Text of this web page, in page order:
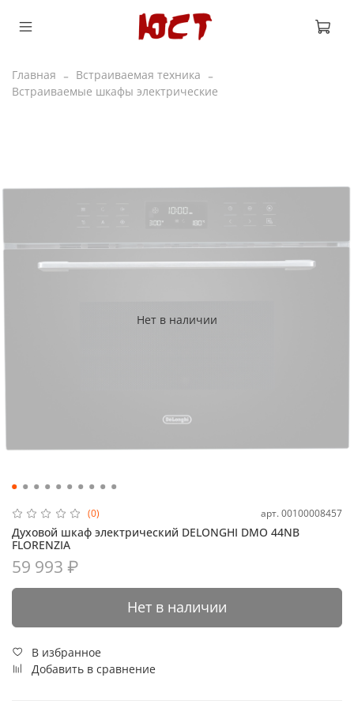
Главная
Встраиваемая техника
Встраиваемые шкафы электрические
Нет в наличии
(0) арт. 00100008457
Духовой шкаф электрический DELONGHI DMO 44NB
FLORENZIA
59 993 ₽
Нет в наличии
В избранное
Добавить в сравнение